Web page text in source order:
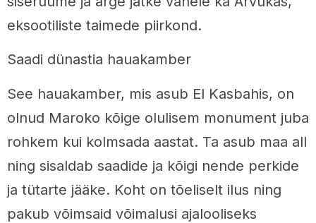
eksootiliste taimede piirkond.
Saadi dünastia hauakamber
See hauakamber, mis asub El Kasbahis, on
olnud Maroko kõige olulisem monument juba
rohkem kui kolmsada aastat. Ta asub maa all
ning sisaldab saadide ja kõigi nende perkide
ja tütarte jääke. Koht on tõeliselt ilus ning
pakub võimsaid võimalusi ajalooliseks